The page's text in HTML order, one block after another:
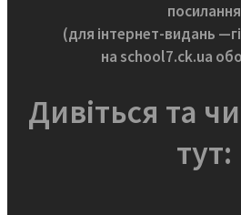
посилання
(для інтернет-видань
на school7.ck.ua
Дивіться та
тут: